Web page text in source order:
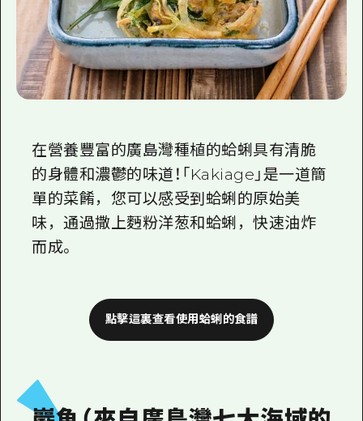
在營養豐富的廣島灣種植的蛤蜊具有清脆
的身體和濃鬱的味道！「Kakiage」是一道簡
單的菜餚，您可以感受到蛤蜊的原始美
味，通過撒上麪粉洋葱和蛤蜊，快速油炸
而成。
點擊這裏查看使用蛤蜊的食譜